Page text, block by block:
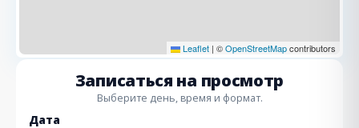
Leaflet | ©OpenStreetMapcontributors
Записаться на просмотр
Выберите день, время и формат.
Дата